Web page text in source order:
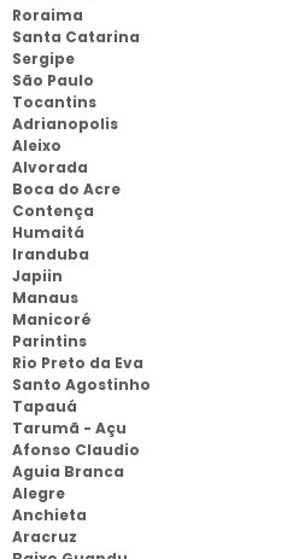
Roraima
Santa Catarina
Sergipe
São Paulo
Tocantins
Adrianopolis
Aleixo
Alvorada
Boca do Acre
Contença
Humaitá
Iranduba
Japiin
Manaus
Manicoré
Parintins
Rio Preto da Eva
Santo Agostinho
Tapauá
Tarumã - Açu
Afonso Claudio
Aguia Branca
Alegre
Anchieta
Aracruz